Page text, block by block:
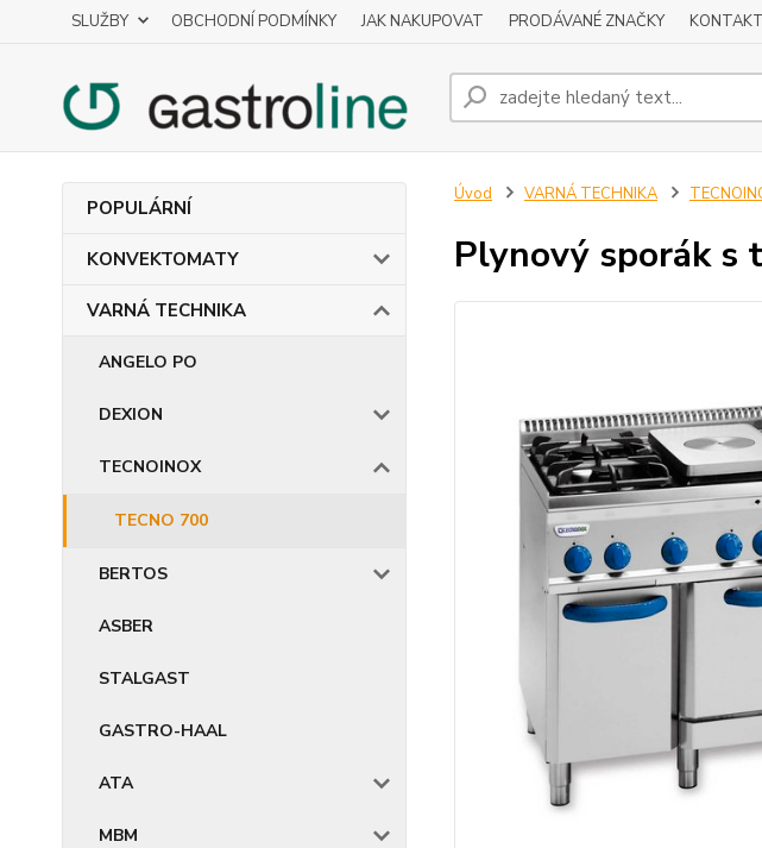
SLUŽBY OBCHODNÍ PODMÍNKY JAK NAKUPOVAT PRODÁVANÉ ZNAČKY
POPULÁRNÍ
KONVEKTOMATY
VARNÁ TECHNIKA
ANGELO PO
DEXION
TECNOINOX
TECNO 700
BERTOS
ASBER
STALGAST
GASTRO-HAAL
ATA
MBM
Úvod VARNÁ TECHNIKA
Plynový sporák s